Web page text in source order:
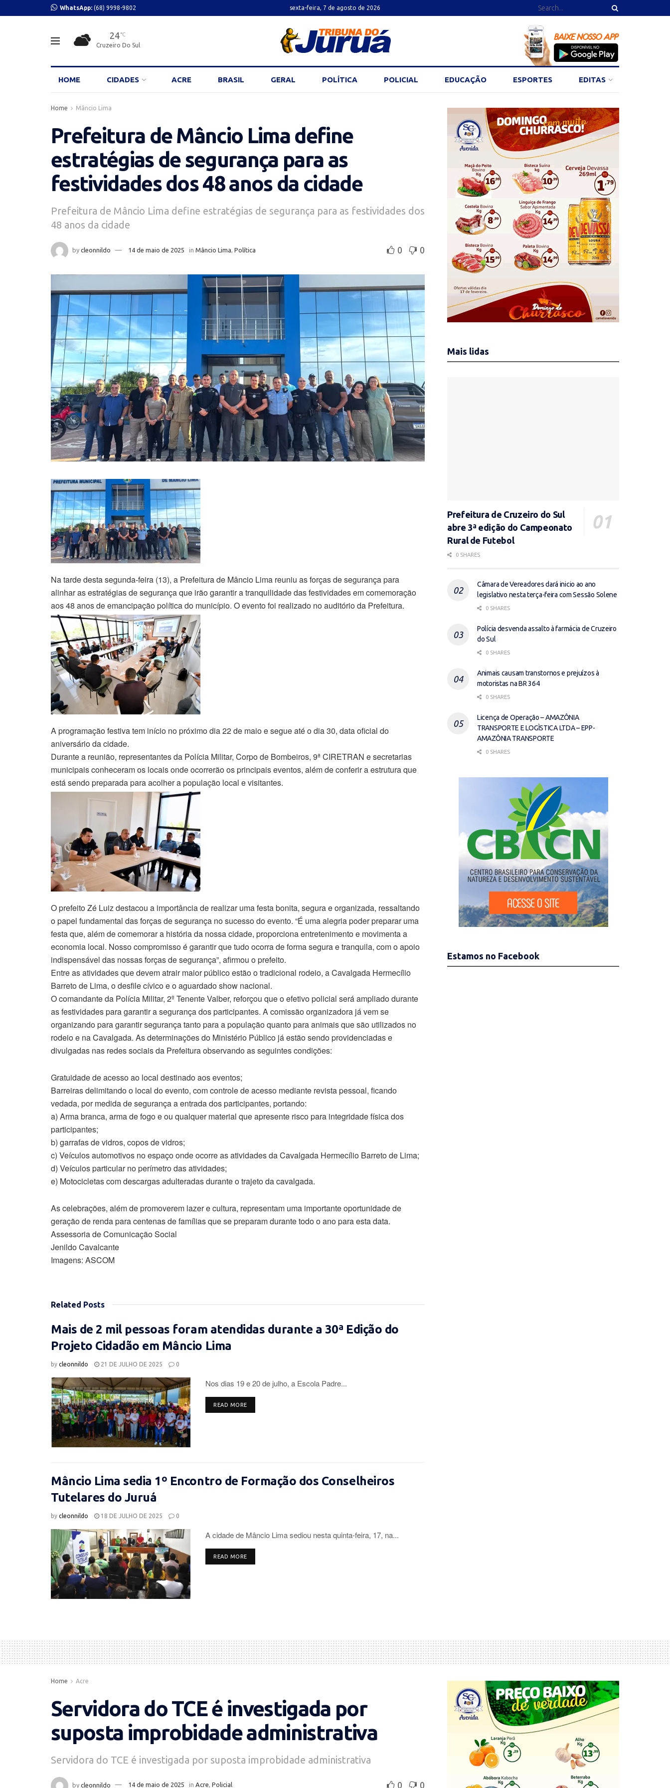
WhatsApp: (68) 9998-9802 sexta-feira, 7 de agosto de 2026
24 °C
Cruzeiro Do Sul
HOME CIDADES ACRE BRASIL GERAL POLÍTICA POLICIAL EDUCAÇÃO ESPORTES EDITAS
Home Mâncio Lima
Prefeitura de Mâncio Lima define
estratégias de segurança para as
festividades dos 48 anos da cidade
Prefeitura de Mâncio Lima define estratégias de segurança para as festividades dos
48 anos da cidade
by cleonnildo 14 de maio de 2025 in Mâncio Lima Política 0 0
Na tarde desta segunda-feira (13), a Prefeitura de Mâncio Lima reuniu as forças de segurança para
alinhar as estratégias de segurança que irão garantir a tranquilidade das festividades em comemoração
aos 48 anos de emancipação política do município. O evento foi realizado no auditório da Prefeitura.
A programação festiva tem início no próximo dia 22 de maio e segue até o dia 30, data oficial do
aniversário da cidade.
Durante a reunião, representantes da Polícia Militar, Corpo de Bombeiros, 9ª CIRETRAN e secretarias
municipais conheceram os locais onde ocorrerão os principais eventos, além de conferir a estrutura que
está sendo preparada para acolher a população local e visitantes.
O prefeito Zé Luiz destacou a importância de realizar uma festa bonita, segura e organizada, ressaltando
o papel fundamental das forças de segurança no sucesso do evento. “É uma alegria poder preparar uma
festa que, além de comemorar a história da nossa cidade, proporciona entretenimento e movimenta a
economia local. Nosso compromisso é garantir que tudo ocorra de forma segura e tranquila, com o apoio
indispensável das nossas forças de segurança”, afirmou o prefeito.
Entre as atividades que devem atrair maior público estão o tradicional rodeio, a Cavalgada Hermecílio
Barreto de Lima, o desfile cívico e o aguardado show nacional.
O comandante da Polícia Militar, 2º Tenente Valber, reforçou que o efetivo policial será ampliado durante
as festividades para garantir a segurança dos participantes. A comissão organizadora já vem se
organizando para garantir segurança tanto para a população quanto para animais que são utilizados no
rodeio e na Cavalgada. As determinações do Ministério Público já estão sendo providenciadas e
divulgadas nas redes sociais da Prefeitura observando as seguintes condições:
Gratuidade de acesso ao local destinado aos eventos;
Barreiras delimitando o local do evento, com controle de acesso mediante revista pessoal, ficando
vedada, por medida de segurança a entrada dos participantes, portando:
a) Arma branca, arma de fogo e ou qualquer material que apresente risco para integridade física dos
participantes;
b) garrafas de vidros, copos de vidros;
c) Veículos automotivos no espaço onde ocorre as atividades da Cavalgada Hermecílio Barreto de Lima;
d) Veículos particular no perímetro das atividades;
e) Motocicletas com descargas adulteradas durante o trajeto da cavalgada.
As celebrações, além de promoverem lazer e cultura, representam uma importante oportunidade de
geração de renda para centenas de famílias que se preparam durante todo o ano para esta data.
Assessoria de Comunicação Social
Jenildo Cavalcante
Imagens: ASCOM
Related Posts
Mais de 2 mil pessoas foram atendidas durante a 30ª Edição do
Projeto Cidadão em Mâncio Lima
by cleonnildo 21 DE JULHO DE 2025 0
Nos dias 19 e 20 de julho, a Escola Padre...
READ MOREDETAILS
Mâncio Lima sedia 1º Encontro de Formação dos Conselheiros
Tutelares do Juruá
by cleonnildo 18 DE JULHO DE 2025 0
A cidade de Mâncio Lima sediou nesta quinta-feira, 17, na...
READ MOREDETAILS
Mais lidas
Prefeitura de Cruzeiro do Sul
abre 3ª edição do Campeonato
Rural de Futebol
0 SHARES
Câmara de Vereadores dará inicio ao ano
legislativo nesta terça-feira com Sessão Solene
0 SHARES
Polícia desvenda assalto à farmácia de Cruzeiro
do Sul
0 SHARES
Animais causam transtornos e prejuízos à
motoristas na BR 364
0 SHARES
Licença de Operação – AMAZÔNIA
TRANSPORTE E LOGÌSTICA LTDA – EPP-
AMAZÔNIA TRANSPORTE
0 SHARES
Estamos no Facebook
Home Acre
Servidora do TCE é investigada por
suposta improbidade administrativa
Servidora do TCE é investigada por suposta improbidade administrativa
by cleonnildo 14 de maio de 2025 in Acre, Policial 0 0